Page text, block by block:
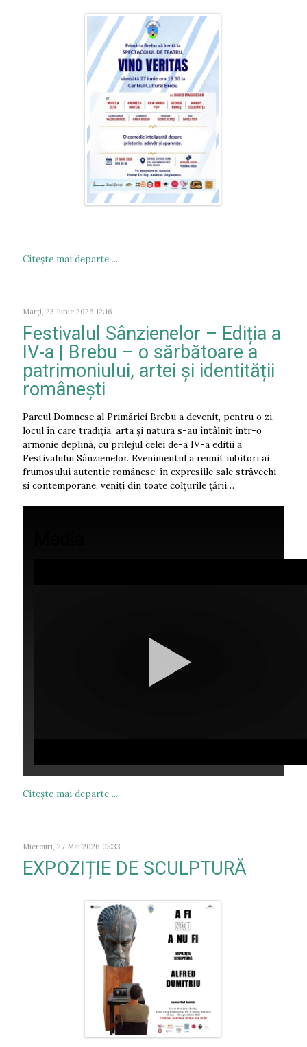
Citeşte mai departe ...
Marți, 23 Iunie 2026 12:16
Festivalul Sânzienelor – Ediția a
IV-a | Brebu – o sărbătoare a
patrimoniului, artei și identității
românești
Parcul Domnesc al Primăriei Brebu a devenit, pentru o zi,
locul în care tradiția, arta și natura s-au întâlnit într-o
armonie deplină, cu prilejul celei de-a IV-a ediții a
Festivalului Sânzienelor. Evenimentul a reunit iubitori ai
frumosului autentic românesc, în expresiile sale străvechi
și contemporane, veniți din toate colțurile țării…
Citeşte mai departe ...
Miercuri, 27 Mai 2026 05:33
EXPOZIȚIE DE SCULPTURĂ